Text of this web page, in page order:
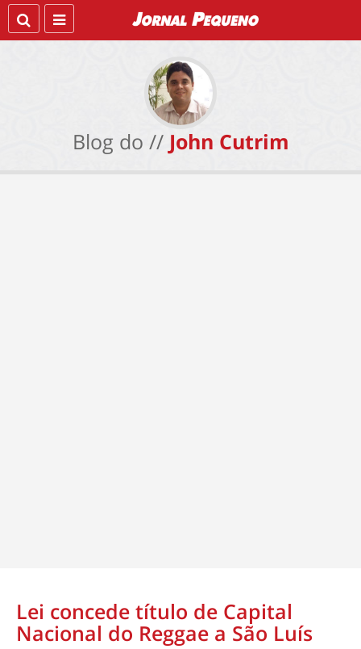
Blog do // John Cutrim
Lei concede título de Capital
Nacional do Reggae a São Luís